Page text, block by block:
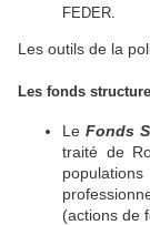
FEDER.
Les outils de la
Les fonds
Le Fonds
traité de
(actions de